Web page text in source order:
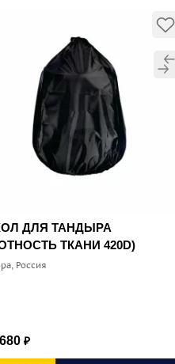
ДЛЯ ТАНДЫРА
ТКАНИ 420D)
Россия
₽